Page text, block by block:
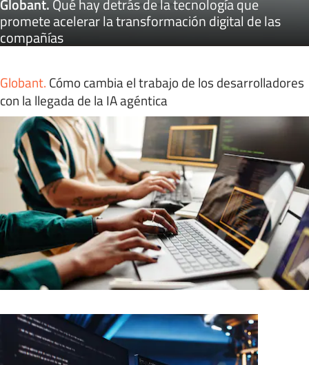
Globant.Qué hay detrás de la tecnología que
promete acelerar la transformación digital de las
compañías
Globant. Cómo cambia el trabajo de los desarrolladores
con la llegada de la IA agéntica